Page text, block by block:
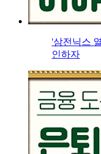
'삼전닉스
인하자